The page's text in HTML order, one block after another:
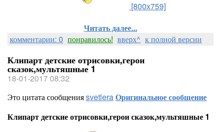
[800x759]
Читать далее...
комментарии: 0 понравилось! вверх^ к полной версии
Клипарт детские отрисовки,герои
сказок,мультяшные 1
18-01-2017 08:32
Это цитата сообщенияsvetleraОригинальное сообщение
Клипарт детские отрисовки,герои сказок,мультяшные 1